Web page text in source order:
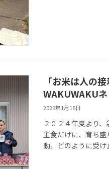
「お米は人の
WAKUWAKUネ
2026年1月16日
２０２４年夏より
主食だけに、育ち
動〟どのように受